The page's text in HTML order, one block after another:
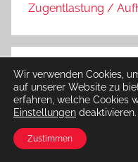
Zugentlastung /
Wir verwenden Cookies,
auf unserer Website zu
erfahren, welche Cookies
Einstellungen deaktivieren.
Zustimmen